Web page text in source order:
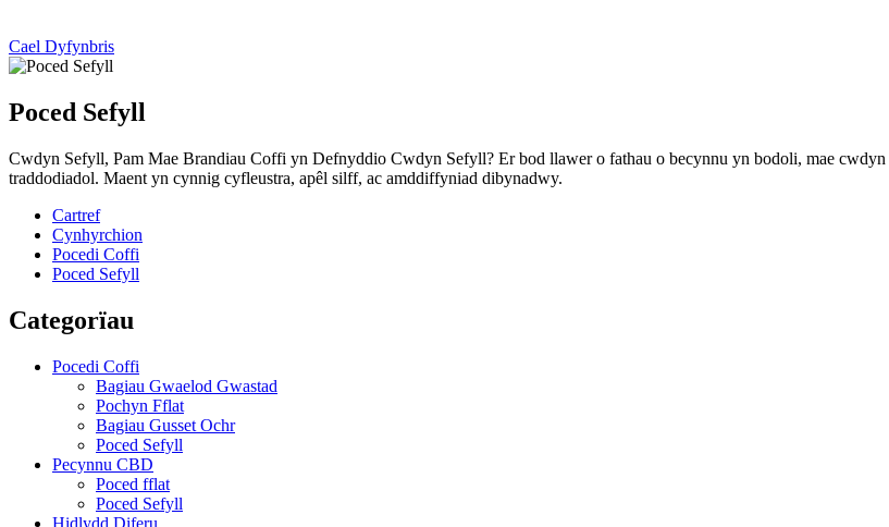
Cael Dyfynbris
Poced Sefyll
Cwdyn Sefyll, Pam Mae Brandiau Coffi yn Defnyddio Cwdyn Sefyll? Er bod llawer o fathau o becynnu yn bodoli, mae
traddodiadol. Maent yn cynnig cyfleustra, apêl silff, ac amddiffyniad dibynadwy.
Cartref
Cynhyrchion
Pocedi Coffi
Poced Sefyll
Categorïau
Pocedi Coffi
Bagiau Gwaelod Gwastad
Pochyn Fflat
Bagiau Gusset Ochr
Poced Sefyll
Pecynnu CBD
Poced fflat
Poced Sefyll
Hidlydd Diferu